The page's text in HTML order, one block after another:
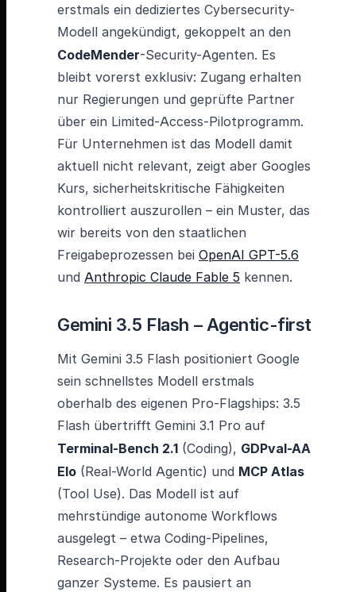
erstmals ein dediziertes Cybersecurity-
Modell angekündigt, gekoppelt an den
CodeMender-Security-Agenten. Es
bleibt vorerst exklusiv: Zugang erhalten
nur Regierungen und geprüfte Partner
über ein Limited-Access-Pilotprogramm.
Für Unternehmen ist das Modell damit
aktuell nicht relevant, zeigt aber Googles
Kurs, sicherheitskritische Fähigkeiten
kontrolliert auszurollen – ein Muster, das
wir bereits von den staatlichen
Freigabeprozessen bei OpenAI GPT-5.6
und Anthropic Claude Fable 5 kennen.
Gemini 3.5 Flash – Agentic-first
Mit Gemini 3.5 Flash positioniert Google
sein schnellstes Modell erstmals
oberhalb des eigenen Pro-Flagships: 3.5
Flash übertrifft Gemini 3.1 Pro auf
Terminal-Bench 2.1 (Coding), GDPval-AA
Elo (Real-World Agentic) und MCP Atlas
(Tool Use). Das Modell ist auf
mehrstündige autonome Workflows
ausgelegt – etwa Coding-Pipelines,
Research-Projekte oder den Aufbau
ganzer Systeme. Es pausiert an